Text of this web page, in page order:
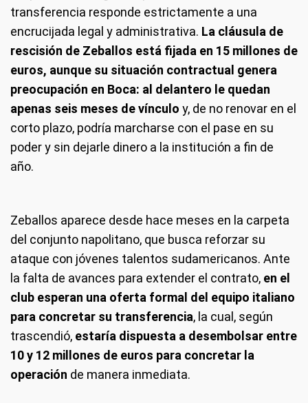
transferencia responde estrictamente a una
encrucijada legal y administrativa. La cláusula de
rescisión de Zeballos está fijada en 15 millones de
euros, aunque su situación contractual genera
preocupación en Boca: al delantero le quedan
apenas seis meses de vínculo y, de no renovar en el
corto plazo, podría marcharse con el pase en su
poder y sin dejarle dinero a la institución a fin de
año.
Zeballos aparece desde hace meses en la carpeta
del conjunto napolitano, que busca reforzar su
ataque con jóvenes talentos sudamericanos. Ante
la falta de avances para extender el contrato, en el
club esperan una oferta formal del equipo italiano
para concretar su transferencia, la cual, según
trascendió, estaría dispuesta a desembolsar entre
10 y 12 millones de euros para concretar la
operación de manera inmediata.